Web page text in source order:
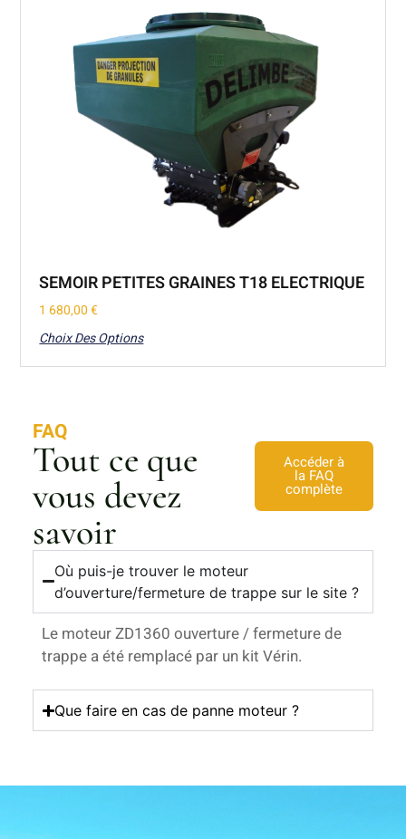
SEMOIR PETITES GRAINES T18 ELECTRIQUE
1 680,00€
Choix Des Options
FAQ
Tout ce que
vous devez
savoir
Accéder à
la FAQ
complète
Où puis-je trouver le moteur
d’ouverture/fermeture de trappe sur le site ?
Le moteur ZD1360 ouverture / fermeture de
trappe a été remplacé par un kit Vérin.
Que faire en cas de panne moteur ?